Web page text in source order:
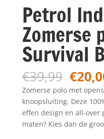
Petrol
Zomerse
Survival
€39,99
prijs
was:
€
Zomerse polo met
knoopsluiting. Deze
effen design en all-over
maten? Kies dan de